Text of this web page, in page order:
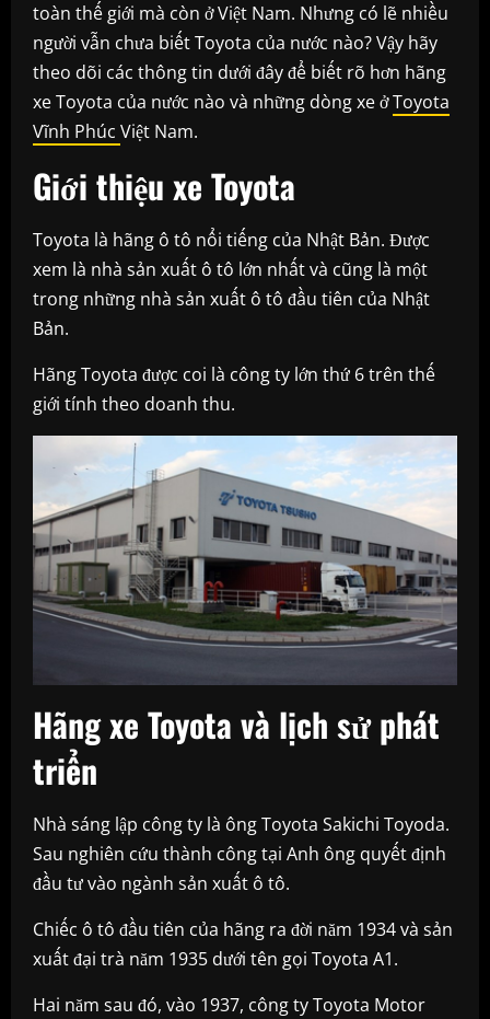
toàn thế giới mà còn ở Việt Nam. Nhưng có lẽ nhiều
người vẫn chưa biết Toyota của nước nào? Vậy hãy
theo dõi các thông tin dưới đây để biết rõ hơn hãng
xe Toyota của nước nào và những dòng xe ởToyota
Vĩnh Phúc Việt Nam.
Giới thiệu xe Toyota
Toyota là hãng ô tô nổi tiếng của Nhật Bản. Được
xem là nhà sản xuất ô tô lớn nhất và cũng là một
trong những nhà sản xuất ô tô đầu tiên của Nhật
Bản.
Hãng Toyota được coi là công ty lớn thứ 6 trên thế
giới tính theo doanh thu.
Hãng xe Toyota và lịch sử phát
triển
Nhà sáng lập công ty là ông Toyota Sakichi Toyoda.
Sau nghiên cứu thành công tại Anh ông quyết định
đầu tư vào ngành sản xuất ô tô.
Chiếc ô tô đầu tiên của hãng ra đời năm 1934 và sản
xuất đại trà năm 1935 dưới tên gọi Toyota A1.
Hai năm sau đó, vào 1937, công ty Toyota Motor